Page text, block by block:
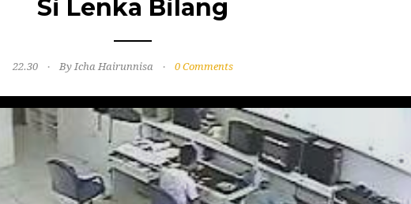
Si Lenka Bilang
22.30 By Icha Hairunnisa 0 Comments